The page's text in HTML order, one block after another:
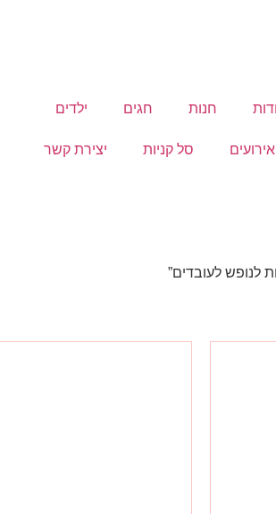
חנות חגים ילדים
אירועים סל קניות יצירת קשר
לנופש לעובדים”